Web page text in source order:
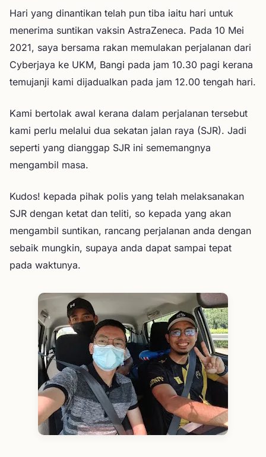
Hari yang dinantikan telah pun tiba iaitu hari untuk
menerima suntikan vaksin AstraZeneca. Pada 10 Mei
2021, saya bersama rakan memulakan perjalanan dari
Cyberjaya ke UKM, Bangi pada jam 10.30 pagi kerana
temujanji kami dijadualkan pada jam 12.00 tengah hari.
Kami bertolak awal kerana dalam perjalanan tersebut
kami perlu melalui dua sekatan jalan raya (SJR). Jadi
seperti yang dianggap SJR ini sememangnya
mengambil masa.
Kudos! kepada pihak polis yang telah melaksanakan
SJR dengan ketat dan teliti, so kepada yang akan
mengambil suntikan, rancang perjalanan anda dengan
sebaik mungkin, supaya anda dapat sampai tepat
pada waktunya.